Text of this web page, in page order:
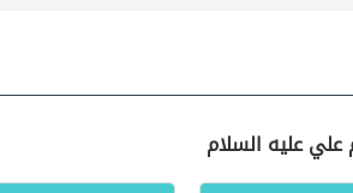
عليه السلام